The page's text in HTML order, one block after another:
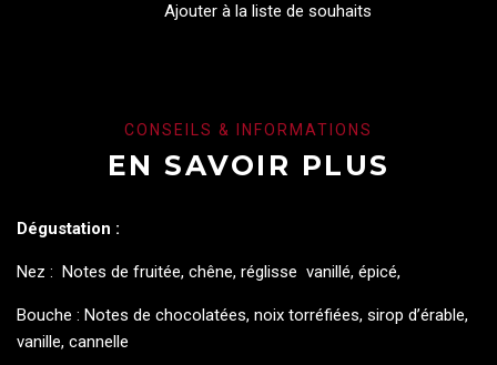
Ajouter à la liste de souhaits
CONSEILS & INFORMATIONS
EN SAVOIR PLUS
Dégustation :
Nez : Notes de fruitée, chêne, réglisse vanillé, épicé,
Bouche : Notes de chocolatées, noix torréfiées, sirop d’érable,
vanille, cannelle